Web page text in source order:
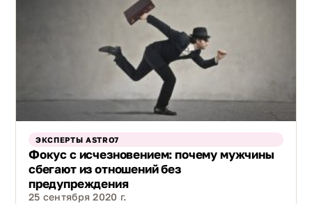
ЭКСПЕРТЫ ASTRO7
Фокус с исчезновением: почему мужчины
сбегают из отношений без
предупреждения
25 сентября 2020 г.